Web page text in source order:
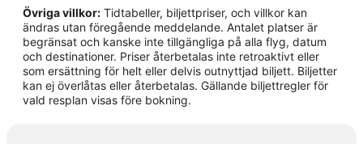
Hotell i Coin
Hotell i El Faro
Hotell i närheten av Fuengirola
Hotell i Fuengirola
Hotell i La Cala de Mijas
Övriga villkor: Tidtabeller, biljettpriser, och villkor kan
ändras utan föregående meddelande. Antalet platser är
begränsat och kanske inte tillgängliga på alla flyg, datum
och destinationer. Priser återbetalas inte retroaktivt eller
som ersättning för helt eller delvis outnyttjad biljett. Biljetter
kan ej överlåtas eller återbetalas. Gällande biljettregler för
vald resplan visas före bokning.